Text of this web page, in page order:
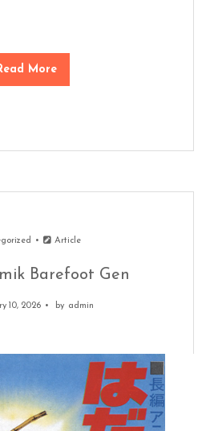
More
Article
Barefoot Gen
10, 2026 by admin